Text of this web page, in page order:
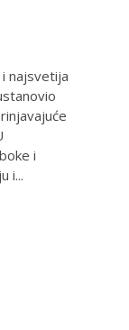
najsvetija
i
i...